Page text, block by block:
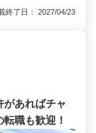
了日： 2027/04/23
があればチャ
職も歓迎！